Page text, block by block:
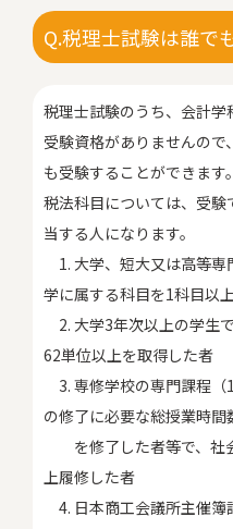
Q.税理士試験は誰で
税理士試験のうち、会計
受験資格がありませんの
も受験することができます。
税法科目については、受
当する人になります。
1. 大学、短大又は高等専
学に属する科目を1科目以
2. 大学3年次以上の学生
62単位以上を取得した者
3. 専修学校の専門課程（
の修了に必要な総授業時間
を修了した者等で、社
上履修した者
4. 日本商工会議所主催簿